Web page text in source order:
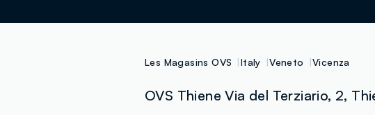
Les Magasins OVS Italy Veneto Vicenza
OVS Thiene Via del Terziario, 2,